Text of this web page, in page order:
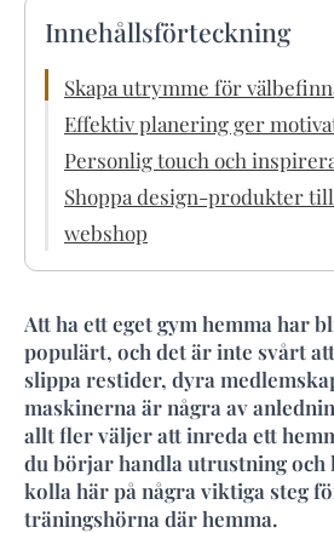
Innehållsförteckning
Skapa utrymme för
Effektiv planering ger
Personlig touch och
Shoppa design-produkter
webshop
Att ha ett eget gym hemma har
populärt, och det är inte svårt
slippa restider, dyra
maskinerna är några av
allt fler väljer att inreda ett
du börjar handla utrustning och
kolla här på några viktiga steg
träningshörna där hemma.